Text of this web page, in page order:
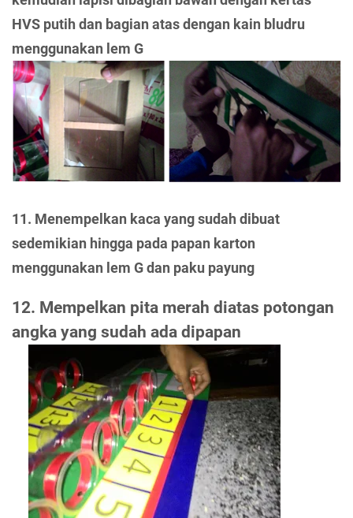
HVS putih dan bagian atas dengan kain bludru
menggunakan lem G
11. Menempelkan kaca yang sudah dibuat
sedemikian hingga pada papan karton
menggunakan lem G dan paku payung
12. Mempelkan pita merah diatas potongan
angka yang sudah ada dipapan